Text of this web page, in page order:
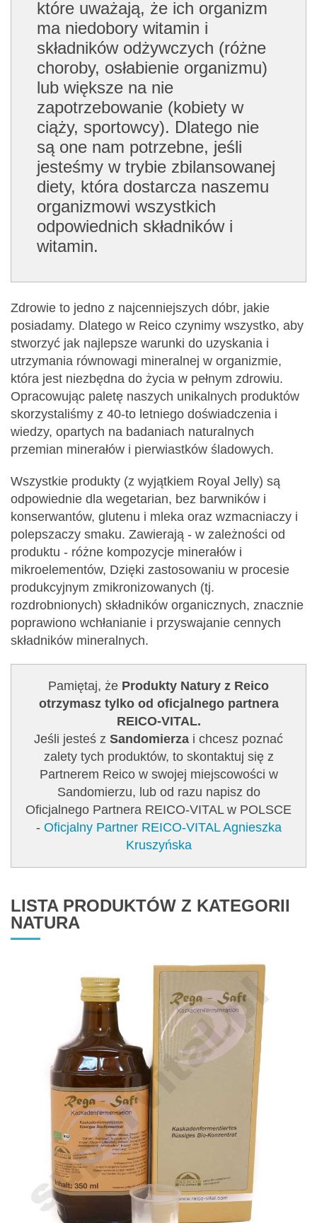
które uważają, że ich organizm
ma niedobory witamin i
składników odżywczych (różne
choroby, osłabienie organizmu)
lub większe na nie
zapotrzebowanie (kobiety w
ciąży, sportowcy). Dlatego nie
są one nam potrzebne, jeśli
jesteśmy w trybie zbilansowanej
diety, która dostarcza naszemu
organizmowi wszystkich
odpowiednich składników i
witamin.
Zdrowie to jedno z najcenniejszych dóbr, jakie
posiadamy. Dlatego w Reico czynimy wszystko, aby
stworzyć jak najlepsze warunki do uzyskania i
utrzymania równowagi mineralnej w organizmie,
która jest niezbędna do życia w pełnym zdrowiu.
Opracowując paletę naszych unikalnych produktów
skorzystaliśmy z 40-to letniego doświadczenia i
wiedzy, opartych na badaniach naturalnych
przemian minerałów i pierwiastków śladowych.
Wszystkie produkty (z wyjątkiem Royal Jelly) są
odpowiednie dla wegetarian, bez barwników i
konserwantów, glutenu i mleka oraz wzmacniaczy i
polepszaczy smaku. Zawierają - w zależności od
produktu - różne kompozycje minerałów i
mikroelementów, Dzięki zastosowaniu w procesie
produkcyjnym zmikronizowanych (tj.
rozdrobnionych) składników organicznych, znacznie
poprawiono wchłanianie i przyswajanie cennych
składników mineralnych.
Pamiętaj, że Produkty Natury z Reico
otrzymasz tylko od oficjalnego partnera
REICO-VITAL.
Jeśli jesteś z Sandomierza i chcesz poznać
zalety tych produktów, to skontaktuj się z
Partnerem Reico w swojej miejscowości w
Sandomierzu, lub od razu napisz do
Oficjalnego Partnera REICO-VITAL w POLSCE
- Oficjalny Partner REICO-VITAL Agnieszka
Kruszyńska
LISTA PRODUKTÓW Z KATEGORII
NATURA